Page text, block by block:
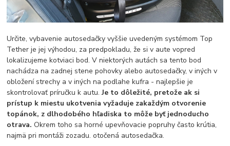
Určite, vybavenie autosedačky vyššie uvedeným systémom Top
Tether je jej výhodou, za predpokladu, že si v aute vopred
lokalizujeme kotviaci bod. V niektorých autách sa tento bod
nachádza na zadnej stene pohovky alebo autosedačky, v iných v
obložení strechy a v iných na podlahe kufra - najlepšie je
skontrolovať príručku k autu.Je to dôležité, pretože ak si
prístup k miestu ukotvenia vyžaduje zakaždým otvorenie
topánok, z dlhodobého hľadiska to môže byť jednoducho
otrava. Okrem toho sa horné upevňovacie popruhy často krútia,
najmä pri montáži zozadu. otočená autosedačka.